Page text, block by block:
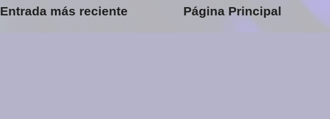
Entrada más reciente Página Principal